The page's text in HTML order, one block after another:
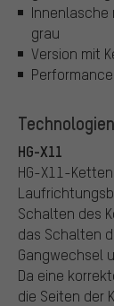
Innenlasche
grau
Version mit
HG-X11
HG-X11-
Schalten des
das Schalten
Gangwechsel
Da eine
die Seiten der